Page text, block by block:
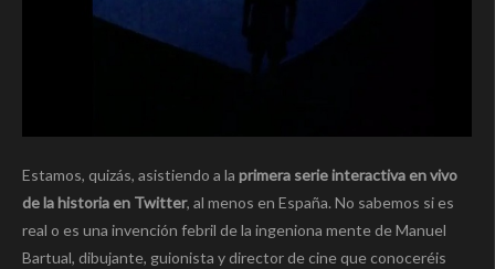
Estamos, quizás, asistiendo a la primera serie interactiva en vivo
de la historia en Twitter, al menos en España. No sabemos si es
real o es una invención febril de la ingeniona mente de Manuel
Bartual, dibujante, guionista y director de cine que conoceréis